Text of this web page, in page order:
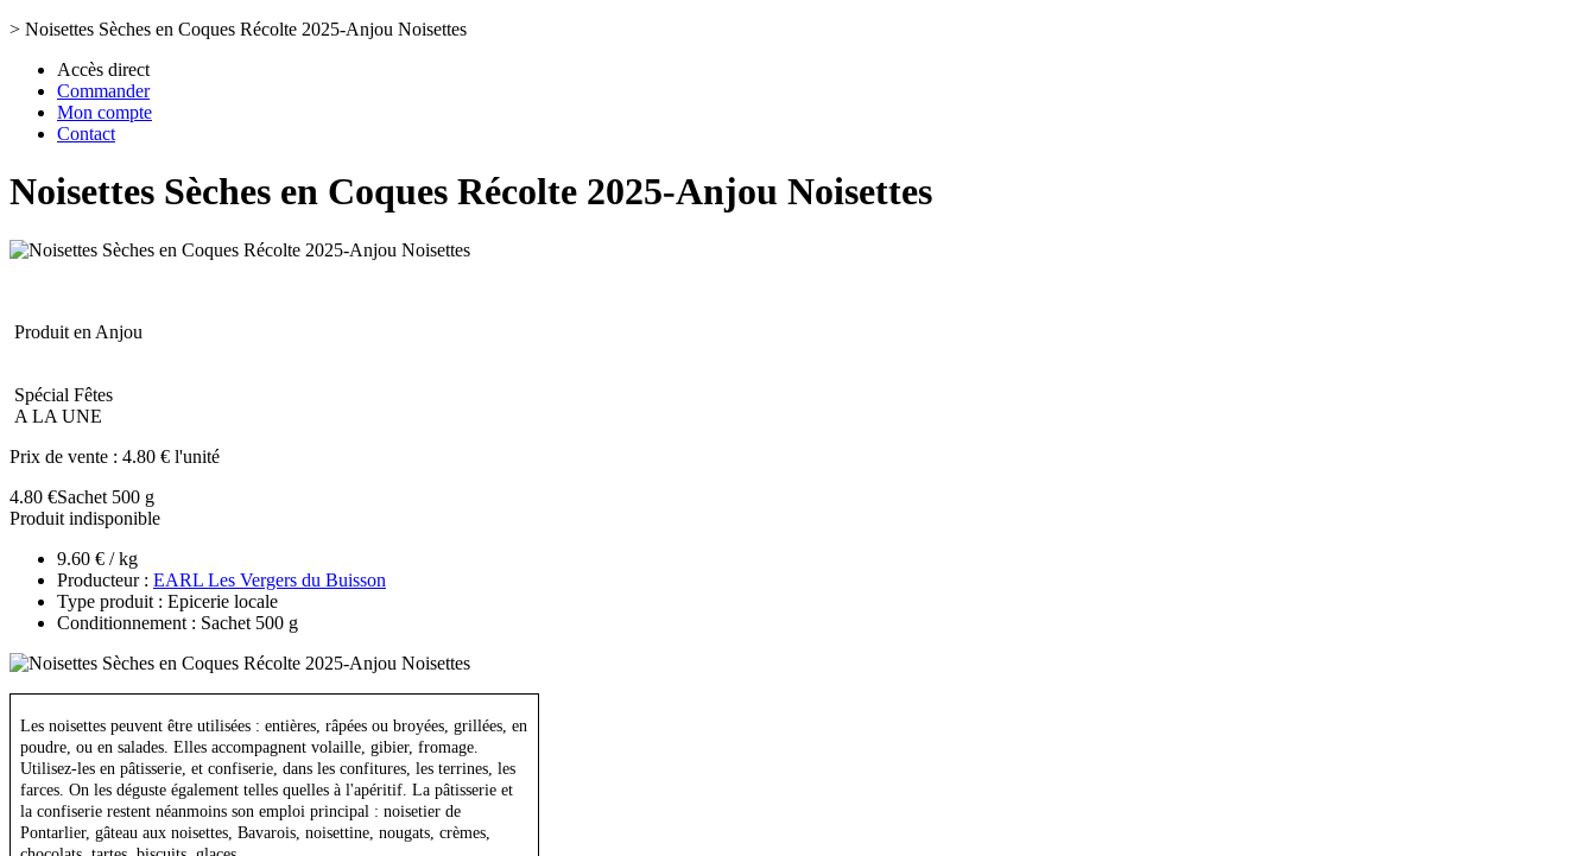
> Noisettes Sèches en Coques Récolte 2025-Anjou Noisettes
Accès direct
Commander
Mon compte
Contact
Noisettes Sèches en Coques Récolte 2025-Anjou Noisettes
Produit en Anjou
Spécial Fêtes
A LA UNE
Prix de vente : 4.80 € l'unité
4.80 €Sachet 500 g
Produit indisponible
9.60 € / kg
Producteur : EARL Les Vergers du Buisson
Type produit : Epicerie locale
Conditionnement : Sachet 500 g
Les noisettes peuvent être utilisées : entières, râpées ou broyées, grillées, en
poudre, ou en salades. Elles accompagnent volaille, gibier, fromage.
Utilisez-les en pâtisserie, et confiserie, dans les confitures, les terrines, les
farces. On les déguste également telles quelles à l'apéritif. La pâtisserie et
la confiserie restent néanmoins son emploi principal : noisetier de
Pontarlier, gâteau aux noisettes, Bavarois, noisettine, nougats, crèmes,